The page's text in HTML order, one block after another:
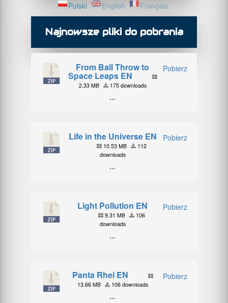
Polski English Français
Najnowsze pliki do pobrania
Pobierz
From Ball Throw to
Space Leaps EN
2.33 MB 175 downloads
...
Pobierz
Life in the Universe EN
10.53 MB
112
downloads
...
Pobierz
Light Pollution EN
9.31 MB
106
downloads
...
Pobierz
Panta Rhei EN
13.66 MB 106 downloads
...